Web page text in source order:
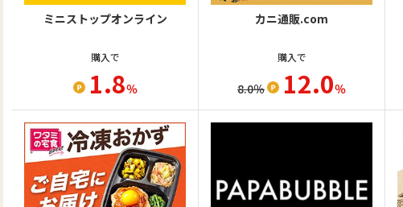
ミニストップオンライン
購入で
1.8％
カニ通販.com
購入で
8.0％ 12.0％